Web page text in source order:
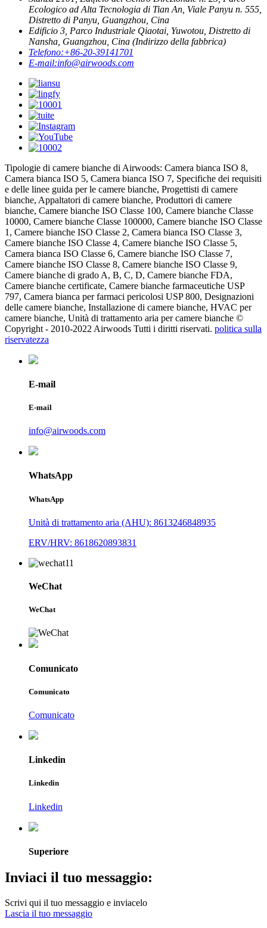
Ecologico ad Alta Tecnologia di Tian An, Viale Panyu n. 555,
Distretto di Panyu, Guangzhou, Cina
Edificio 3, Parco Industriale Qiaotai, Yuwotou, Distretto di
Nansha, Guangzhou, Cina (Indirizzo della fabbrica)
Telefono:+86-20-39141701
E-mail:info@airwoods.com
Tipologie di camere bianche di Airwoods: Camera bianca ISO 8,
Camera bianca ISO 5, Camera bianca ISO 7, Specifiche dei requisiti
e delle linee guida per le camere bianche, Progettisti di camere
bianche, Appaltatori di camere bianche, Produttori di camere
bianche, Camere bianche ISO Classe 100, Camere bianche Classe
10000, Camere bianche Classe 100000, Camere bianche ISO Classe
1, Camere bianche ISO Classe 2, Camera bianca ISO Classe 3,
Camere bianche ISO Classe 4, Camere bianche ISO Classe 5,
Camera bianca ISO Classe 6, Camere bianche ISO Classe 7,
Camere bianche ISO Classe 8, Camere bianche ISO Classe 9,
Camere bianche di grado A, B, C, D, Camere bianche FDA,
Camere bianche certificate, Camere bianche farmaceutiche USP
797, Camera bianca per farmaci pericolosi USP 800, Designazioni
delle camere bianche, Installazione di camere bianche, HVAC per
camere bianche, Unità di trattamento aria per camere bianche ©
Copyright - 2010-2022 Airwoods Tutti i diritti riservati. politica sulla
riservatezza
E-mail
E-mail
info@airwoods.com
WhatsApp
WhatsApp
Unità di trattamento aria (AHU): 8613246848935
ERV/HRV: 8618620893831
WeChat
WeChat
Comunicato
Comunicato
Comunicato
Linkedin
Linkedin
Linkedin
Superiore
Inviaci il tuo messaggio:
Scrivi qui il tuo messaggio e inviacelo
Lascia il tuo messaggio